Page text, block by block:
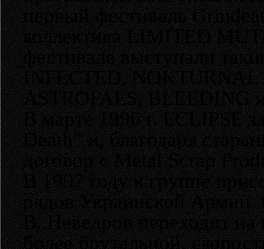
первый фестиваль
коллектива LIMITED
фестивале выступали
INFECTED,
ASTROFAES, BLEEDING
В марте 1996 г. ECLIPSE
Death” и, благодаря
договор с Metal Scrap
В 1997 году к группе
рядов Украинской Армии.
В. Неведров переходит на
более брутальной,